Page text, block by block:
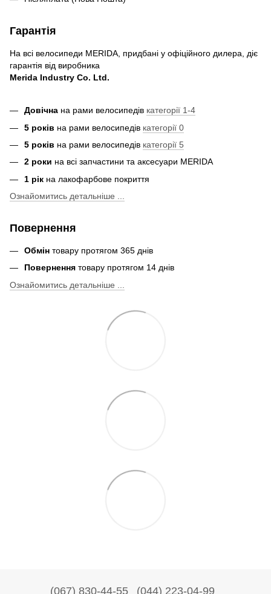
Гарантія
На всі велосипеди MERIDA, придбані у офіційного дилера, діє
гарантія від виробника
Merida Industry Co. Ltd.
Довічна на рами велосипедів категорії 1-4
5 років на рами велосипедів категорії 0
5 років на рами велосипедів категорії 5
2 роки на всі запчастини та аксесуари MERIDA
1 рік на лакофарбове покриття
Ознайомитись детальніше ...
Повернення
Обмін товару протягом 365 днів
Повернення товару протягом 14 днів
Ознайомитись детальніше ...
(067) 830-44-55 (044) 223-04-99